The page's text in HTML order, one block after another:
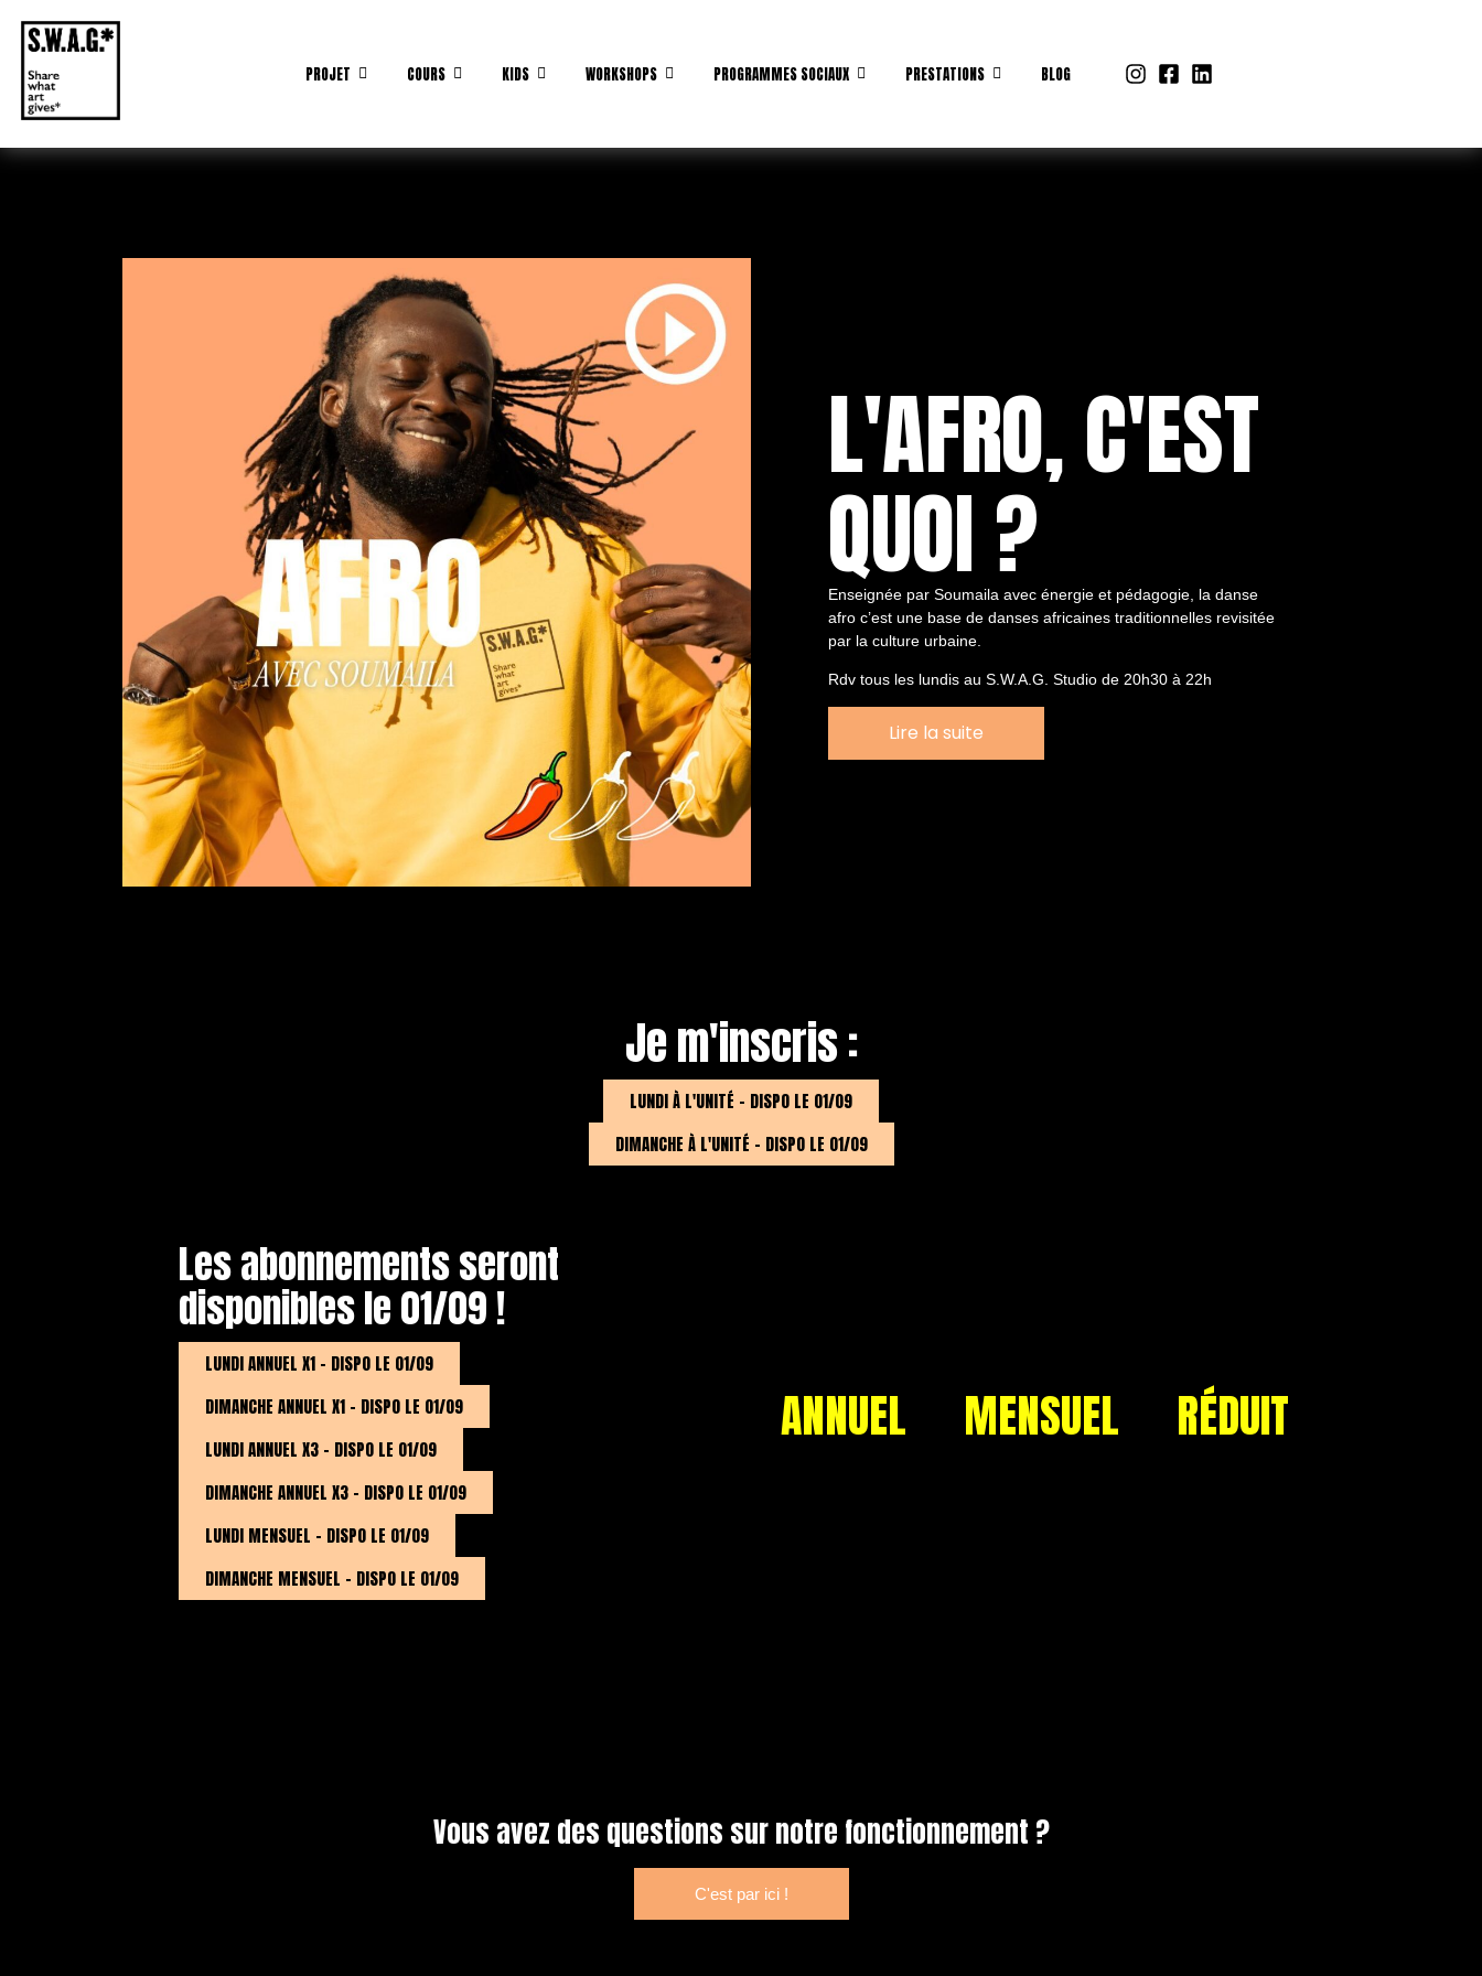
PROJET COURS KIDS WORKSHOPS PROGRAMMES SOCIAUX PRESTATIONS BLOG
L'AFRO, C'EST
QUOI ?
Enseignée par Soumaila avec énergie et pédagogie, la danse
afro c’est une base de danses africaines traditionnelles revisitée
par la culture urbaine.
Rdv tous les lundis au S.W.A.G. Studio de 20h30 à 22h
Lire la suite
Je m'inscris :
LUNDI À L'UNITÉ - DISPO LE 01/09
DIMANCHE À L'UNITÉ - DISPO LE 01/09
Les abonnements seront
disponibles le 01/09 !
LUNDI ANNUEL X1 - DISPO LE 01/09
DIMANCHE ANNUEL X1 - DISPO LE 01/09
LUNDI ANNUEL X3 - DISPO LE 01/09
DIMANCHE ANNUEL X3 - DISPO LE 01/09
LUNDI MENSUEL - DISPO LE 01/09
DIMANCHE MENSUEL - DISPO LE 01/09
ANNUEL MENSUEL RÉDUIT
Vous avez des questions sur notre fonctionnement ?
C'est par ici !